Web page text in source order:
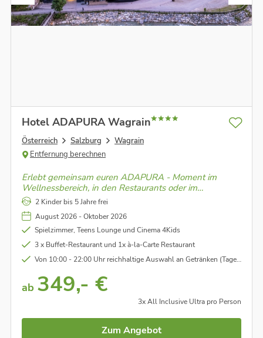
Hotel ADAPURA Wagrain
Österreich Salzburg
Wagrain
Entfernung berechnen
Erlebt gemeinsam euren ADAPURA - Moment im
Wellnessbereich, in den Restaurants oder im
Cinema4Kids!
2 Kinder bis 5 Jahre frei
August 2026 - Oktober 2026
Spielzimmer, Teens Lounge und Cinema 4Kids
3 x Buffet-Restaurant und 1x à-la-Carte Restaurant
Von 10:00 - 22:00 Uhr reichhaltige Auswahl an Getränken (Tagescocktail ab 14:00 Uhr)
ab 349,- €
3x All Inclusive Ultra pro Person
Zum Angebot